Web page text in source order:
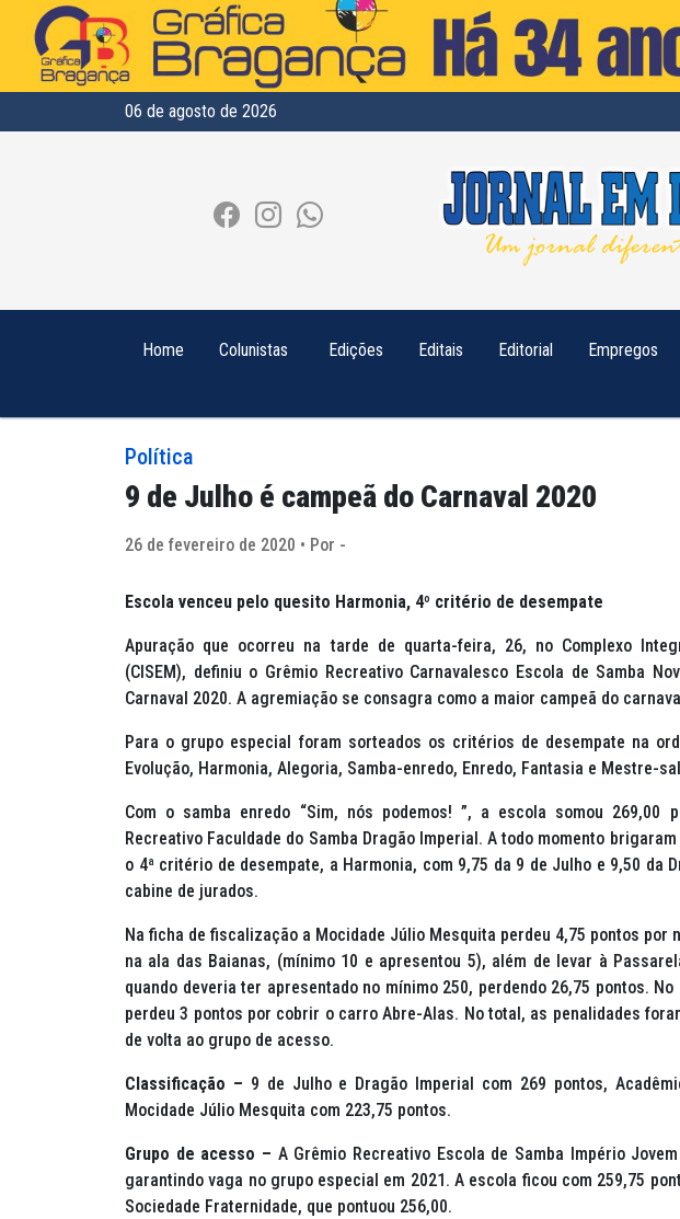
06 de agosto de 2026
Home Colunistas Edições Editais Editorial Empregos
Política
9 de Julho é campeã do Carnaval 2020
26 de fevereiro de 2020 • Por -
Escola venceu pelo quesito Harmonia, 4º critério de desempate
Apuração que ocorreu na tarde de quarta-feira, 26, no Complexo
(CISEM), definiu o Grêmio Recreativo Carnavalesco Escola de Samba
Carnaval 2020. A agremiação se consagra como a maior campeã do
Para o grupo especial foram sorteados os critérios de desempate na
Evolução, Harmonia, Alegoria, Samba-enredo, Enredo, Fantasia e Mestre-
Com o samba enredo “Sim, nós podemos! ”, a escola somou 269,00
Recreativo Faculdade do Samba Dragão Imperial. A todo momento
o 4ª critério de desempate, a Harmonia, com 9,75 da 9 de Julho e 9,50 da
cabine de jurados.
Na ficha de fiscalização a Mocidade Júlio Mesquita perdeu 4,75 pontos por
na ala das Baianas, (mínimo 10 e apresentou 5), além de levar à
quando deveria ter apresentado no mínimo 250, perdendo 26,75 pontos.
perdeu 3 pontos por cobrir o carro Abre-Alas. No total, as penalidades
de volta ao grupo de acesso.
Classificação – 9 de Julho e Dragão Imperial com 269 pontos,
Mocidade Júlio Mesquita com 223,75 pontos.
Grupo de acesso – A Grêmio Recreativo Escola de Samba Império
garantindo vaga no grupo especial em 2021. A escola ficou com 259,75
Sociedade Fraternidade, que pontuou 256,00.